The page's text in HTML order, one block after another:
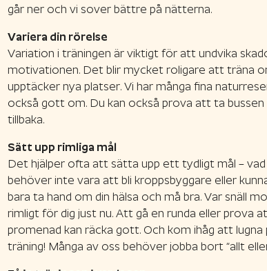
går ner och vi sover bättre på nätterna.
Variera din rörelse
Variation i träningen är viktigt för att undvika
motivationen. Det blir mycket roligare att träna
upptäcker nya platser. Vi har många fina
också gott om. Du kan också prova att ta bussen
tillbaka.
Sätt upp rimliga mål
Det hjälper ofta att sätta upp ett tydligt mål – vad
behöver inte vara att bli kroppsbyggare eller
bara ta hand om din hälsa och må bra. Var snäll
rimligt för dig just nu. Att gå en runda eller prova
promenad kan räcka gott. Och kom ihåg att
träning! Många av oss behöver jobba bort “allt